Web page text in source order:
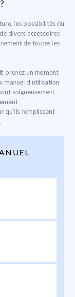
les possibilités du
divers accessoires
de toutes les
prenez un moment
manuel d'utilisation
soigneusement
qu’ils remplissent